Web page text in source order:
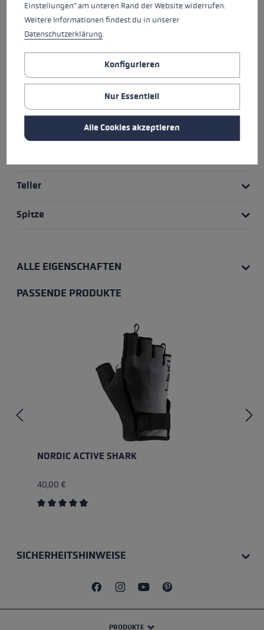
HIGHLIGHTS
Griff - Schlaufe/Handschuh System
Teller
Spitze
ALLE EIGENSCHAFTEN
PASSENDE PRODUKTE
NORDIC ACTIVE SHARK
40,00 €
SICHERHEITSHINWEISE
PRODUKTE
Einstellungen" am unteren Rand der Website widerrufen.
Weitere Informationen findest du in unserer
Datenschutzerklärung.
Konfigurieren
Nur Essentiell
Alle Cookies akzeptieren